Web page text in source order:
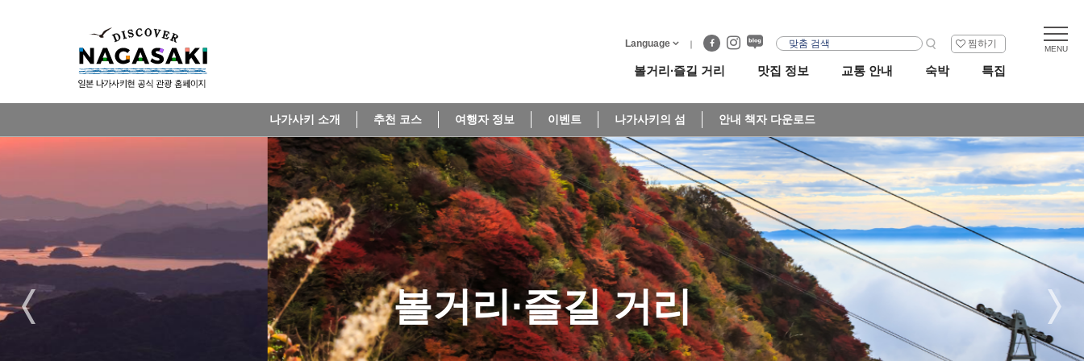
Language 찜하기
볼거리∙즐길 거리 맛집 정보 교통 안내 숙박 특집
나가사키 소개 추천 코스 여행자 정보 이벤트 나가사키의 섬 안내 책자 다운로드
볼거리∙즐길 거리